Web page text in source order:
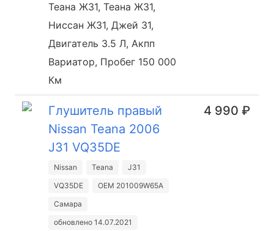
Теана Ж31, Теана Ж31,
Ниссан Ж31, Джей 31,
Двигатель 3.5 Л, Акпп
Вариатор, Пробег 150 000
Км
Глушитель правый
Nissan Teana 2006
J31 VQ35DE
Nissan Teana
J31
VQ35DE
OEM 201009W65A
Самара
обновлено 14.07.2021
4 990 ₽